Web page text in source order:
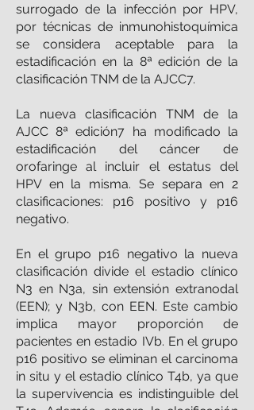
surrogado de la infección por HPV,
por técnicas de inmunohistoquímica
se considera aceptable para la
estadificación en la 8ª edición de la
clasificación TNM de la AJCC7.
La nueva clasificación TNM de la
AJCC 8ª edición7 ha modificado la
estadificación del cáncer de
orofaringe al incluir el estatus del
HPV en la misma. Se separa en 2
clasificaciones: p16 positivo y p16
negativo.
En el grupo p16 negativo la nueva
clasificación divide el estadio clínico
N3 en N3a, sin extensión extranodal
(EEN); y N3b, con EEN. Este cambio
implica mayor proporción de
pacientes en estadio IVb. En el grupo
p16 positivo se eliminan el carcinoma
in situ y el estadio clínico T4b, ya que
la supervivencia es indistinguible del